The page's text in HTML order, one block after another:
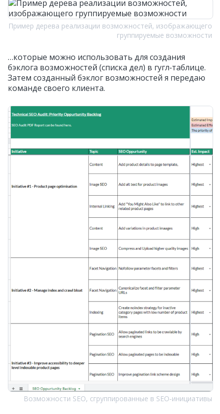
Пример дерева реализации возможностей, изображающего
группируемые возможности
…которые можно использовать для создания
бэклога возможностей (списка дел) в гугл‑таблице.
Затем созданный бэклог возможностей я передаю
команде своего клиента.
Возможности SEO, сгруппированные в SEO‑инициативы